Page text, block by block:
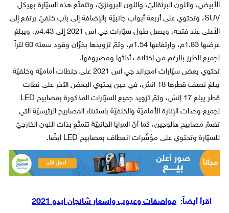
الأبيض، واللون البرتقاليّ، واللون البرونزيّ، وتتمتّع هذه السيّارة بهيكل
SUV، وتحتوي على أربعة أبواب جانبيّة بالإضافة إلى باب خلفيّ يرتفع إلى
الأعلى عند فتحه، ويصل طول سيّارات جي اس 2021 إلى 4.43م، ويبلغ
عرضها 1.83م، وارتفاعها 1.54م، وتمّ تزويدها بخزّان وقود سعته 60 لتراً
لجميع الطرز بالرغم من اختلاف أدائها ومصروفها.
تحتوي بعض سيّارات امجراند جي اس 2021 على جنطات أماميّة وخلفيّة
يبلغ نصف قطرها 18 انش، في حين يحتوي البعض الآخر على نطات
قطر يبلغ 17 إنش، وتمّ تزويد جميع السيّارات المذكورة بمصابيح LED
لجميع وحدات الإنارة الأماميّة والخلفيّة باستثناء المصابيح الرئيسيّة التي
تضمّ مصابيح هالوجين، كما أنّ المرايا الجانبيّة تتمتّع بذات اللون الخارجيّ
للسيّارة وتحتوي على مؤشّرات انعطاف بمصابيح LED أيضًا.
اقرأ أيضاً: مواصفات وعيوب واسعار شانجان ايدو 2021